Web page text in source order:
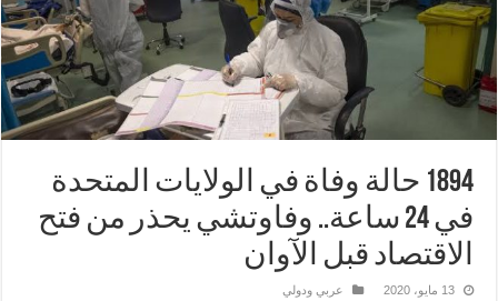
1894 حالة وفاة في الولايات المتحدة
في 24 ساعة.. وفاوتشي يحذر من فتح
الاقتصاد قبل الآوان
13 مايو، 2020 عربي ودولي